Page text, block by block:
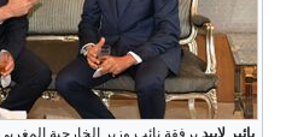
يائير لاپيد برفقة نائب وزير الخارجية